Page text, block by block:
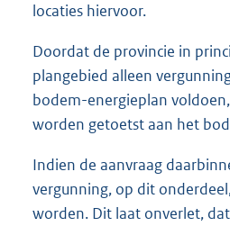
locaties hiervoor.
Doordat de provincie in
plangebied alleen
bodem-energieplan
worden getoetst aan het
Indien de aanvraag
vergunning, op dit
worden. Dit laat onverlet,